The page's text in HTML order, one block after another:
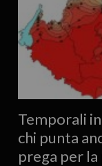
Temporali
chi punta
prega per la